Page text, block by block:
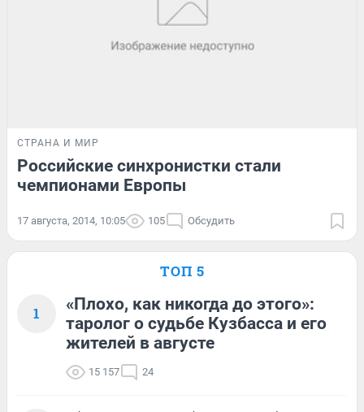
СТРАНА И МИР
Российские синхронистки стали
чемпионами Европы
17 августа, 2014, 10:05 105 Обсудить
ТОП 5
1
«Плохо, как никогда до этого»:
таролог о судьбе Кузбасса и его
жителей в августе
15 157 24